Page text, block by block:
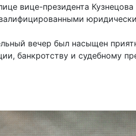
вице-президента
вечер был насыщен
банкротству и судебному